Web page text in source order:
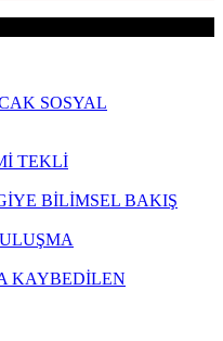
SOSYAL
TEKLİ
BİLİMSEL BAKIŞ
KAYBEDİLEN